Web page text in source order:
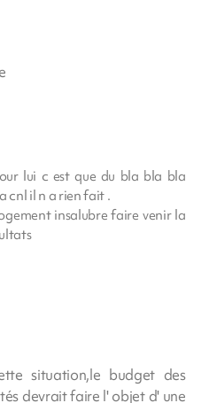
lui c est que du bla bla bla
cnl il n a rien fait .
insalubre faire venir la
situation,le budget des
devrait faire l' objet d' une